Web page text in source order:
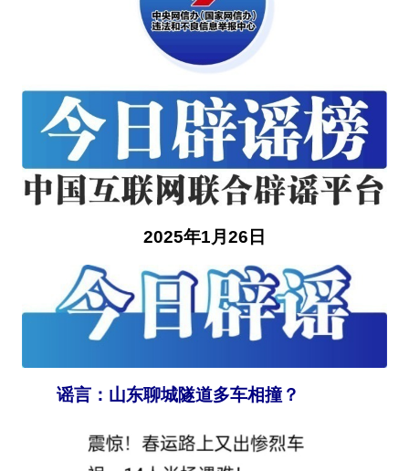
2025年1月26日
谣言：山东聊城隧道多车相撞？